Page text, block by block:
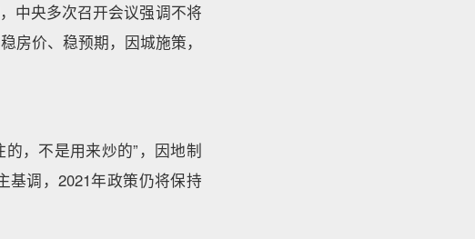
中央多次召开会议强调不将
房价、稳预期，因城施策，
，不是用来炒的”，因地制
基调，2021年政策仍将保持